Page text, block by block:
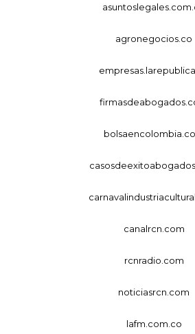
agronegocios.co
canalrcn.com
rcnradio.com
noticiasrcn.com
lafm.com.co